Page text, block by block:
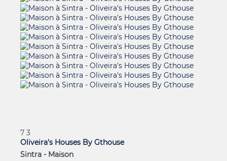
7 3
Oliveira's Houses By Gthouse
Sintra - Maison